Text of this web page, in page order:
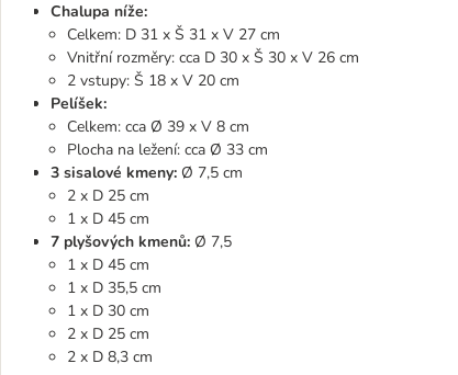
Chalupa níže:
Celkem: D 31 x Š 31 x V 27 cm
Vnitřní rozměry: cca D 30 x Š 30 x V 26 cm
2 vstupy: Š 18 x V 20 cm
Pelíšek:
Celkem: cca Ø 39 x V 8 cm
Plocha na ležení: cca Ø 33 cm
3 sisalové kmeny: Ø 7,5 cm
2 x D 25 cm
1 x D 45 cm
7 plyšových kmenů: Ø 7,5
1 x D 45 cm
1 x D 35,5 cm
1 x D 30 cm
2 x D 25 cm
2 x D 8,3 cm